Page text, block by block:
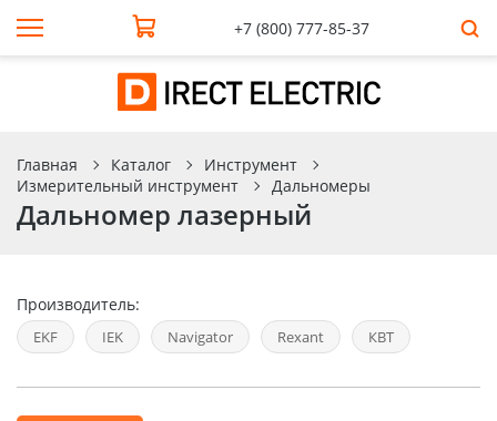
+7 (800) 777-85-37
Главная Каталог
Инструмент
Измерительный инструмент
Дальномеры
Дальномер лазерный
Производитель:
EKF IEK Navigator Rexant КВТ